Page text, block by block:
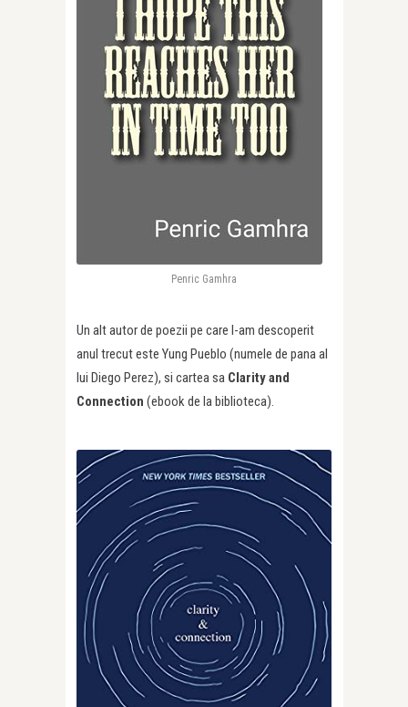
Penric Gamhra
Un alt autor de poezii pe care l-am descoperit
anul trecut este Yung Pueblo (numele de pana al
lui Diego Perez), si cartea sa Clarity and
Connection (ebook de la biblioteca).